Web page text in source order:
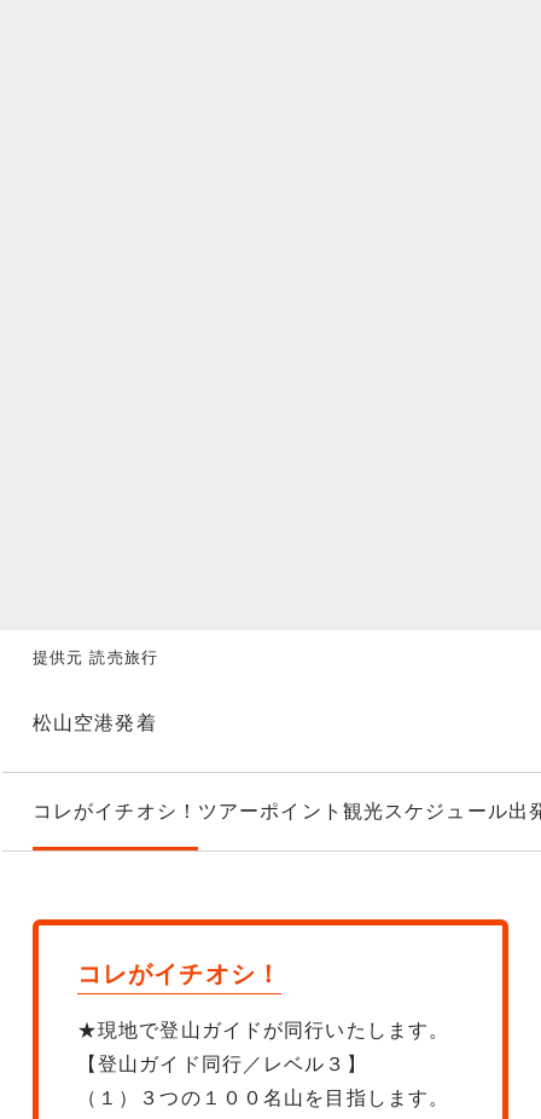
提供元 読売旅行
松山空港発着
コレがイチオシ！ ツアーポイント 観光スケジュール出
コレがイチオシ！
★現地で登山ガイドが同行いたします。
【登山ガイド同行／レベル３】
（１）３つの１００名山を目指します。